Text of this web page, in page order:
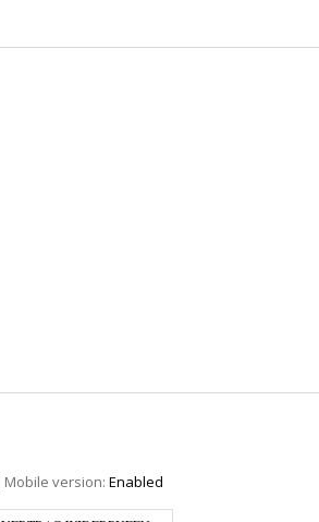
Mobile version: Enabled